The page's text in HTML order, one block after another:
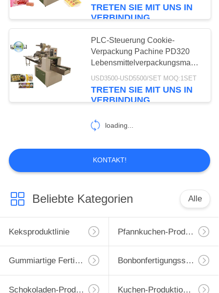
Brot-Produktlinie
Toffee-Süßigkeits-
Fertigungsstraße
5
TRETEN SIE MIT UNS IN
VERBINDUNG
PLC-Steuerung Cookie-
Verpackung Pachine PD320
Lebensmittelverpackungsmaschine
Einzel Cookie-
Verpackungsmaschine
USD3500-USD5500/SET MOQ:1SET
TRETEN SIE MIT UNS IN
VERBINDUNG
loading...
KONTAKT!
Beliebte Kategorien Alle
Keksproduktlinie Pfannkuchen-Produktionslinie
Gummiartige Fertigungsstraße Bonbonfertigungsstraße
Schokoladen-Produktlinie Kuchen-Produktions-Maschine